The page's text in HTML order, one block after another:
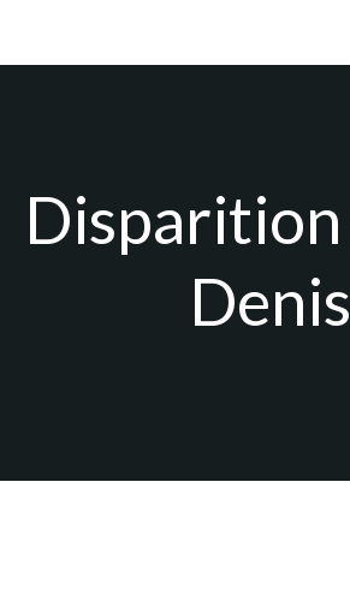
contenu
Disparition
Denis